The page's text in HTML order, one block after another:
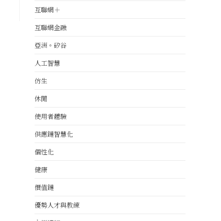
互聯網＋
互聯網金融
亞洲。矽谷
人工智慧
仿生
休閒
使用者體驗
供應鏈智慧化
個性化
健康
價值鏈
優勢人才與教練